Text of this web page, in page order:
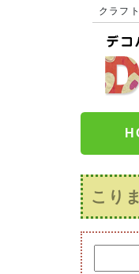
クラフ
こり